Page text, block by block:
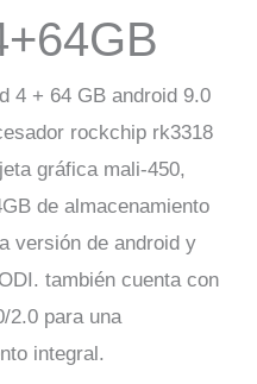
4 + 64 GB android 9.0
rockchip rk3318
gráfica mali-450,
de almacenamiento
versión de android y
también cuenta con
2.0 para una
integral.